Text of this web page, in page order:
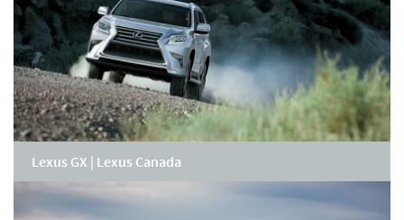
Lexus GX | Lexus Canada